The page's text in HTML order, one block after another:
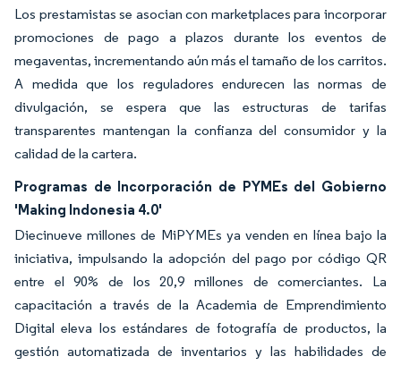
Los prestamistas se asocian con marketplaces para incorporar
promociones de pago a plazos durante los eventos de
megaventas, incrementando aún más el tamaño de los carritos.
A medida que los reguladores endurecen las normas de
divulgación, se espera que las estructuras de tarifas
transparentes mantengan la confianza del consumidor y la
calidad de la cartera.
Programas de Incorporación de PYMEs del Gobierno
'Making Indonesia 4.0'
Diecinueve millones de MiPYMEs ya venden en línea bajo la
iniciativa, impulsando la adopción del pago por código QR
entre el 90% de los 20,9 millones de comerciantes. La
capacitación a través de la Academia de Emprendimiento
Digital eleva los estándares de fotografía de productos, la
gestión automatizada de inventarios y las habilidades de